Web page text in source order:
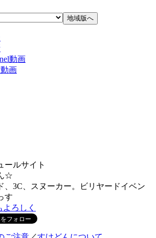
動画
画
ールサイト
☆
、3C、スヌーカー。ビリヤードイベン
す
ろしく